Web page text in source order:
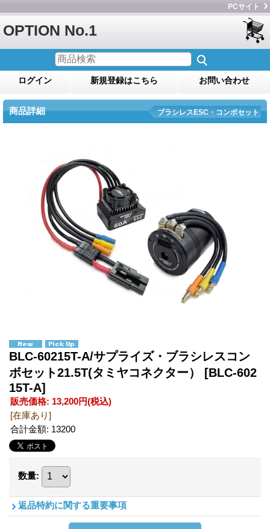
PCサイト
OPTION No.1
ログイン 新規登録はこちら お問い合わせ
商品詳細 ブラシレスESC・コンボセット
BLC-60215T-A/サプライズ・ブラシレスコン
ボセット21.5T(タミヤコネクター）
[BLC-602
15T-A]
販売価格: 13,200円(税込)
[在庫あり]
合計金額: 13200
数量:
返品特約に関する重要事項